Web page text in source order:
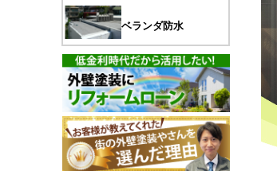
ベランダ防水